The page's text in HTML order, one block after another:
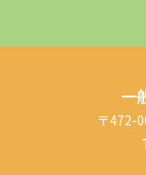
一
〒472-